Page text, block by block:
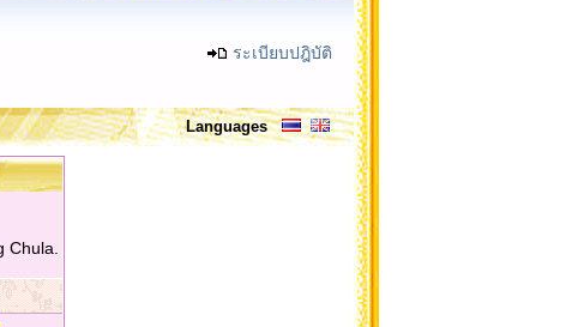
ระเบียบปฎิบัติ
Languages